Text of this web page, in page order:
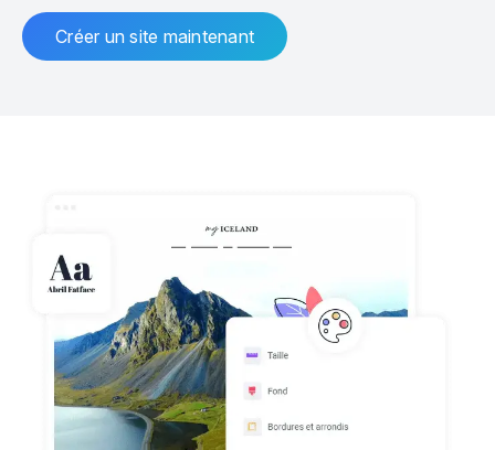
Créer un site maintenant